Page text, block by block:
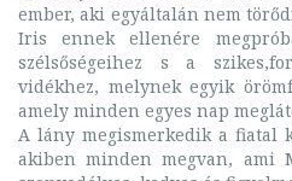
ember, aki egyáltalán nem
Iris ennek ellenére
szélsőségeihez s a
vidékhez, melynek egyik
amely minden egyes nap
A lány megismerkedik a fiatal
akiben minden megvan, ami